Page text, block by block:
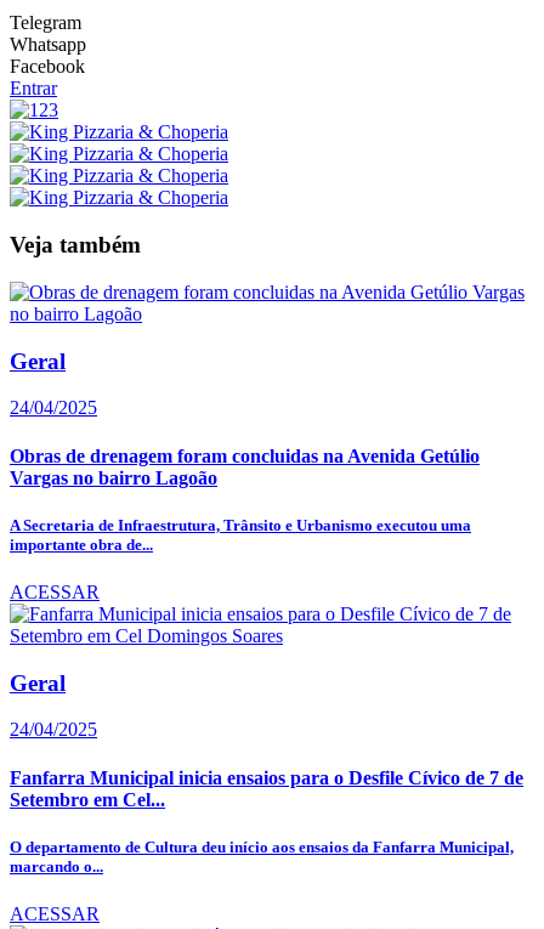
Telegram
Whatsapp
Facebook
Entrar
Veja também
Geral
24/04/2025
Obras de drenagem foram concluidas na Avenida Getúlio
Vargas no bairro Lagoão
A Secretaria de Infraestrutura, Trânsito e Urbanismo executou uma
importante obra de...
ACESSAR
Geral
24/04/2025
Fanfarra Municipal inicia ensaios para o Desfile Cívico de 7 de
Setembro em Cel...
O departamento de Cultura deu início aos ensaios da Fanfarra Municipal,
marcando o...
ACESSAR